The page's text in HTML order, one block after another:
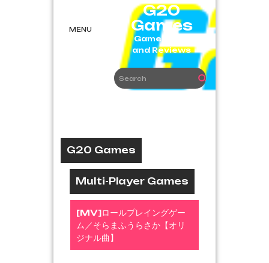
MENU
G20
Games
Game News
and Reviews
G20 Games
Multi-Player Games
[MV]ロールプレイングゲー
ム／そらまふうらさか【オリ
ジナル曲】